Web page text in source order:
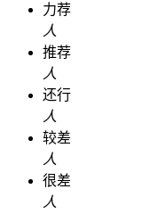
力荐
人
推荐
人
还行
人
较差
人
很差
人